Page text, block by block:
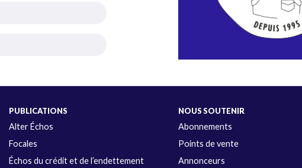
PUBLICATIONS
Alter Échos
Focales
Échos du crédit et de l’endettement
NOUS SOUTENIR
Abonnements
Points de vente
Annonceurs